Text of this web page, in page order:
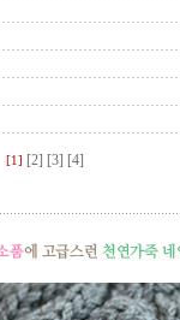
[1] [2] [3] [4]